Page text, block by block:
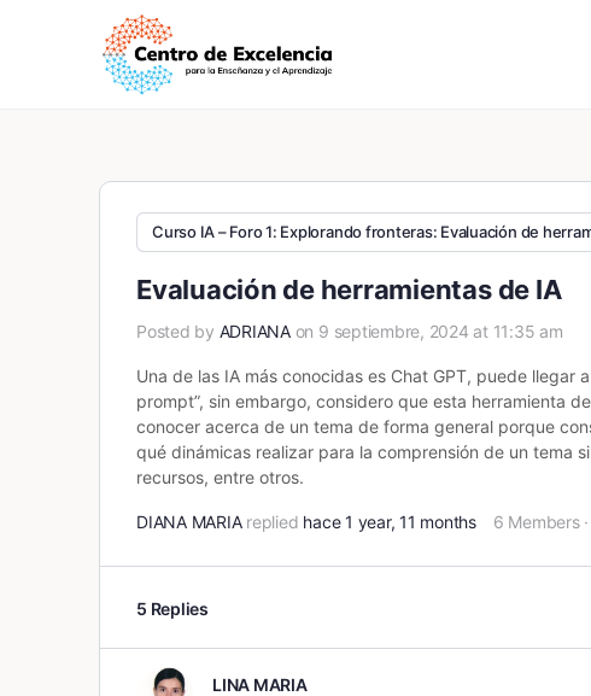
Curso IA – Foro 1: Explorando fronteras: Evaluación de
Evaluación de herramientas de IA
Posted by ADRIANA on 9 septiembre, 2024 at 11:35 am
Una de las IA más conocidas es Chat GPT, puede
prompt”, sin embargo, considero que esta herramienta
conocer acerca de un tema de forma general porque
qué dinámicas realizar para la comprensión de un tema
recursos, entre otros.
DIANA MARIA replied hace 1 year, 11 months 6 Members ·
5 Replies
LINA MARIA